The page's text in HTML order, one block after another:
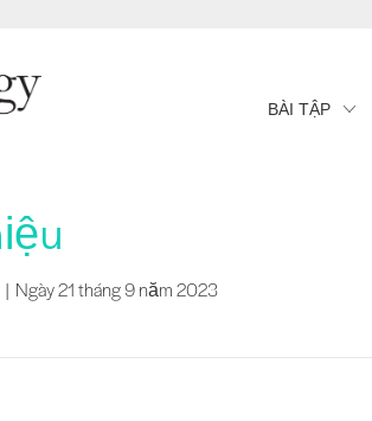
BÀI TẬP
| Ngày 21 tháng 9 năm 2023